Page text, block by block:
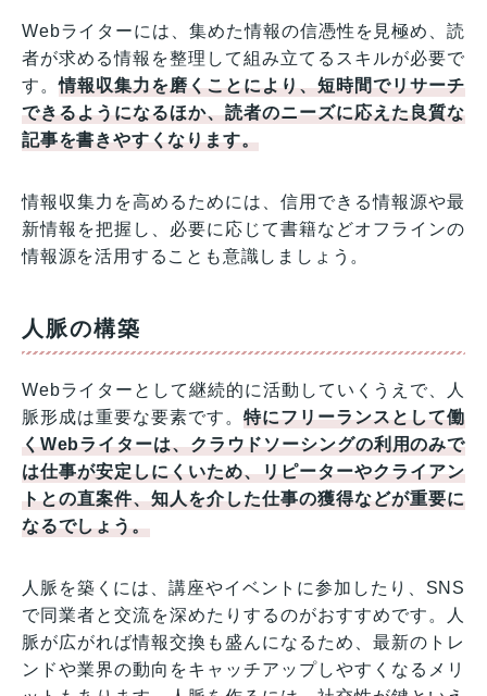
Webライターには、集めた情報の信憑性を見極め、読
者が求める情報を整理して組み立てるスキルが必要で
す。情報収集力を磨くことにより、短時間でリサーチ
できるようになるほか、読者のニーズに応えた良質な
記事を書きやすくなります。
情報収集力を高めるためには、信用できる情報源や最
新情報を把握し、必要に応じて書籍などオフラインの
情報源を活用することも意識しましょう。
人脈の構築
Webライターとして継続的に活動していくうえで、人
脈形成は重要な要素です。特にフリーランスとして働
くWebライターは、クラウドソーシングの利用のみで
は仕事が安定しにくいため、リピーターやクライアン
トとの直案件、知人を介した仕事の獲得などが重要に
なるでしょう。
人脈を築くには、講座やイベントに参加したり、SNS
で同業者と交流を深めたりするのがおすすめです。人
脈が広がれば情報交換も盛んになるため、最新のトレ
ンドや業界の動向をキャッチアップしやすくなるメリ